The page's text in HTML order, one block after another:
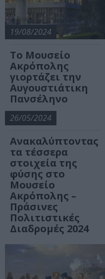
19/08/2024
Το Μουσείο
Ακρόπολης
γιορτάζει την
Αυγουστιάτικη
Πανσέληνο
26/05/2024
Ανακαλύπτοντας
τα τέσσερα
στοιχεία της
φύσης στο
Μουσείο
Ακρόπολης –
Πράσινες
Πολιτιστικές
Διαδρομές 2024